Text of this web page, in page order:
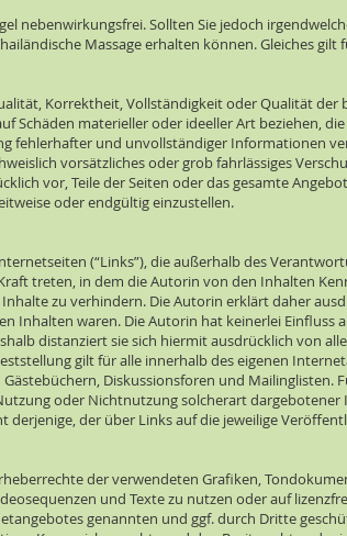
nebenwirkungsfrei. Sollten Sie jedoch
Massage erhalten können. Gleiches gilt
Korrektheit, Vollständigkeit oder Qualität
Schäden materieller oder ideeller Art beziehen,
fehlerhafter und unvollständiger Informationen
vorsätzliches oder grob fahrlässiges
vor, Teile der Seiten oder das gesamte
oder endgültig einzustellen.
(“Links”), die außerhalb des
treten, in dem die Autorin von den Inhalten
zu verhindern. Die Autorin erklärt daher
Inhalten waren. Die Autorin hat keinerlei Einfluss
distanziert sie sich hiermit ausdrücklich von
gilt für alle innerhalb des eigenen
Diskussionsforen und Mailinglisten.
oder Nichtnutzung solcherart
derjenige, der über Links auf die jeweilige
der verwendeten Grafiken,
und Texte zu nutzen oder auf
genannten und ggf. durch Dritte